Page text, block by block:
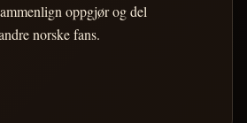
oppgjør og del
norske fans.